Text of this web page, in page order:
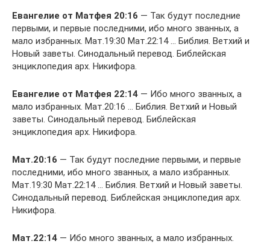
Евангелие от Матфея 20:16 — Так будут последние
первыми, и первые последними, ибо много званных, а
мало избранных. Мат.19:30 Мат.22:14 … Библия. Ветхий и
Новый заветы. Синодальный перевод. Библейская
энциклопедия арх. Никифора.
Евангелие от Матфея 22:14 — Ибо много званных, а
мало избранных. Мат.20:16 … Библия. Ветхий и Новый
заветы. Синодальный перевод. Библейская
энциклопедия арх. Никифора.
Мат.20:16 — Так будут последние первыми, и первые
последними, ибо много званных, а мало избранных.
Мат.19:30 Мат.22:14 … Библия. Ветхий и Новый заветы.
Синодальный перевод. Библейская энциклопедия арх.
Никифора.
Мат.22:14 — Ибо много званных, а мало избранных.